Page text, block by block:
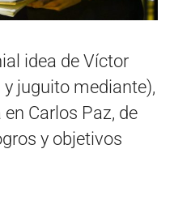
idea de Víctor
y juguito mediante),
Carlos Paz, de
y objetivos